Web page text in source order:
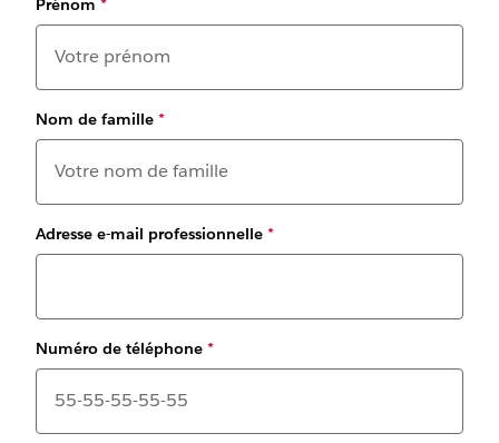
Prénom *
Nom de famille *
Adresse e-mail professionnelle *
Numéro de téléphone *